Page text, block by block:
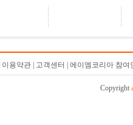
갤러리 담의 신년 기획전
념 기획전 - 제1부 - ‘空間의 詩學’
용약관 | 고객센터 | 에이엠코리아 참
Copyright